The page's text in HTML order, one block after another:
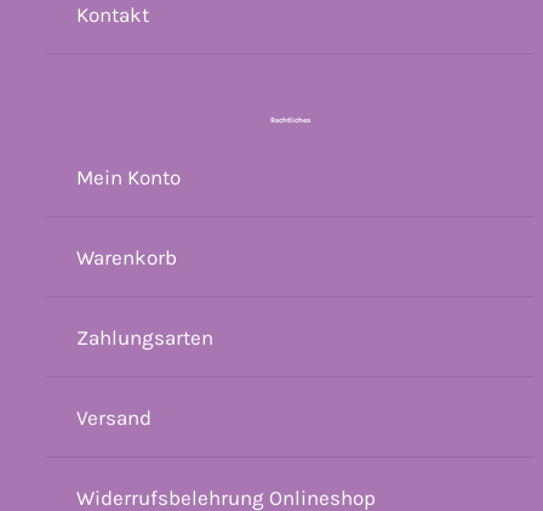
Kontakt
Rechtliches
Mein Konto
Warenkorb
Zahlungsarten
Versand
Widerrufsbelehrung Onlineshop